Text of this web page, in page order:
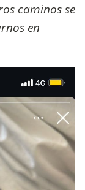
caminos se
en